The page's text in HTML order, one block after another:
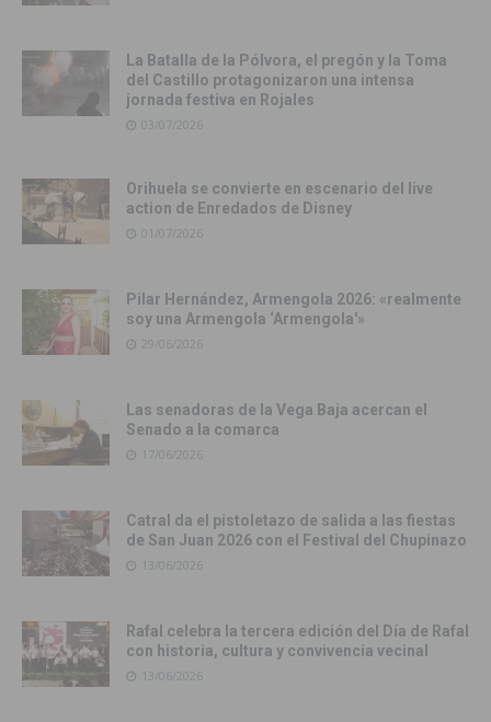
La Batalla de la Pólvora, el pregón y la Toma
del Castillo protagonizaron una intensa
jornada festiva en Rojales
03/07/2026
Orihuela se convierte en escenario del live
action de Enredados de Disney
01/07/2026
Pilar Hernández, Armengola 2026: «realmente
soy una Armengola ‘Armengola'»
29/06/2026
Las senadoras de la Vega Baja acercan el
Senado a la comarca
17/06/2026
Catral da el pistoletazo de salida a las fiestas
de San Juan 2026 con el Festival del Chupinazo
13/06/2026
Rafal celebra la tercera edición del Día de Rafal
con historia, cultura y convivencia vecinal
13/06/2026